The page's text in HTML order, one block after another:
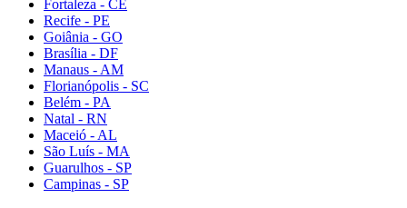
Fortaleza - CE
Recife - PE
Goiânia - GO
Brasília - DF
Manaus - AM
Florianópolis - SC
Belém - PA
Natal - RN
Maceió - AL
São Luís - MA
Guarulhos - SP
Campinas - SP